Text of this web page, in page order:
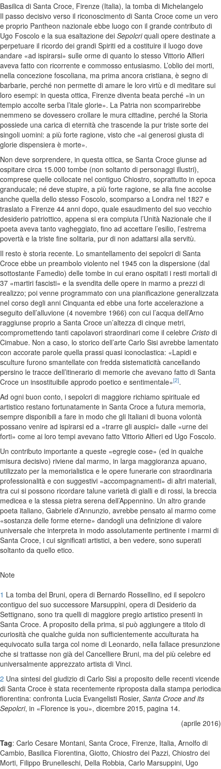
Basilica di Santa Croce, Firenze (Italia), la tomba di Michelangelo
Il passo decisivo verso il riconoscimento di Santa Croce come un vero
e proprio Pantheon nazionale ebbe luogo con il grande contributo di
Ugo Foscolo e la sua esaltazione dei Sepolcriquali opere destinate a
perpetuare il ricordo dei grandi Spiriti ed a costituire il luogo dove
andare «ad ispirarsi» sulle orme di quanto lo stesso Vittorio Alfieri
aveva fatto con ricorrente e commosso entusiasmo. L’oblio dei morti,
nella concezione foscoliana, ma prima ancora cristiana, è segno di
barbarie, perché non permette di amare le loro virtù e di meditare sui
loro esempi: in questa ottica, Firenze diventa beata perché «in un
tempio accolte serba l’itale glorie». La Patria non scomparirebbe
nemmeno se dovessero crollare le mura cittadine, perché la Storia
possiede una carica di eternità che trascende la pur triste sorte dei
singoli uomini: a più forte ragione, visto che «ai generosi giusta di
glorie dispensiera è morte».
Non deve sorprendere, in questa ottica, se Santa Croce giunse ad
ospitare circa 15.000 tombe (non soltanto di personaggi illustri),
comprese quelle collocate nel contiguo Chiostro, soprattutto in epoca
granducale; né deve stupire, a più forte ragione, se alla fine accolse
anche quella dello stesso Foscolo, scomparso a Londra nel 1827 e
traslato a Firenze 44 anni dopo, quale esaudimento del suo vecchio
desiderio patriottico, appena si era compiuta l’Unità Nazionale che il
poeta aveva tanto vagheggiato, fino ad accettare l’esilio, l’estrema
povertà e la triste fine solitaria, pur di non adattarsi alla servitù.
Il resto è storia recente. Lo smantellamento dei sepolcri di Santa
Croce ebbe un preambolo violento nel 1945 con la dispersione (dal
sottostante Famedio) delle tombe in cui erano ospitati i resti mortali di
37 «martiri fascisti» e la svendita delle opere in marmo a prezzi di
realizzo; poi venne programmato con una pianificazione generalizzata
nel corso degli anni Cinquanta ed ebbe una forte accelerazione a
seguito dell’alluvione (4 novembre 1966) con cui l’acqua dell’Arno
raggiunse proprio a Santa Croce un’altezza di cinque metri,
compromettendo tanti capolavori straordinari come il celebre Cristo di
Cimabue. Non a caso, lo storico dell’arte Carlo Sisi avrebbe lamentato
con accorate parole quella prassi quasi iconoclastica: «Lapidi e
sculture furono smantellate con fredda sistematicità cancellando
persino le tracce dell’itinerario di memorie che avevano fatto di Santa
Croce un insostituibile approdo poetico e sentimentale»[2].
Ad ogni buon conto, i sepolcri di maggiore richiamo spirituale ed
artistico restano fortunatamente in Santa Croce a futura memoria,
sempre disponibili a fare in modo che gli Italiani di buona volontà
possano venire ad ispirarsi ed a «trarre gli auspici» dalle «urne dei
forti» come ai loro tempi avevano fatto Vittorio Alfieri ed Ugo Foscolo.
Un contributo importante a queste «egregie cose» (ed in qualche
misura decisivo) riviene dal marmo, in larga maggioranza apuano,
utilizzato per la memorialistica e le opere funerarie con straordinaria
professionalità e con suggestivi «accompagnamenti» di altri materiali,
tra cui si possono ricordare talune varietà di gialli e di rossi, la breccia
medicea e la stessa pietra serena dell’Appennino. Un altro grande
poeta italiano, Gabriele d’Annunzio, avrebbe pensato al marmo come
«sostanza delle forme eterne» dandogli una definizione di valore
universale che interpreta in modo assolutamente pertinente i marmi di
Santa Croce, i cui significati artistici, a ben vedere, sono superati
soltanto da quello etico.
Note
1 La tomba del Bruni, opera di Bernardo Rossellino, ed il sepolcro
contiguo del suo successore Marsuppini, opera di Desiderio da
Settignano, sono tra quelli di maggiore pregio artistico presenti in
Santa Croce. A proposito della prima, si può aggiungere a titolo di
curiosità che qualche guida non sufficientemente acculturata ha
equivocato sulla targa col nome di Leonardo, nella fallace presunzione
che si trattasse non già del Cancelliere Bruni, ma del più celebre ed
universalmente apprezzato artista di Vinci.
2 Una sintesi del giudizio di Carlo Sisi a proposito delle recenti vicende
di Santa Croce è stata recentemente riproposta dalla stampa periodica
fiorentina: confronta Lucia Evangelisti Rosier, Santa Croce and its
Sepolcri, in «Florence is you», dicembre 2015, pagina 14.
(aprile 2016)
Tag: Carlo Cesare Montani, Santa Croce, Firenze, Italia, Arnolfo di
Cambio, Basilica Fiorentina, Giotto, Chiostro dei Pazzi, Chiostro dei
Morti, Filippo Brunelleschi, Della Robbia, Carlo Marsuppini, Ugo